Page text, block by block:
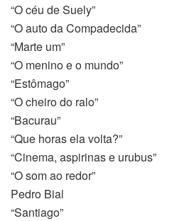
“O céu de Suely”
“O auto da Compadecida”
“Marte um”
“O menino e o mundo”
“Estômago”
“O cheiro do ralo”
“Bacurau”
“Que horas ela volta?”
“Cinema, aspirinas e urubus”
“O som ao redor”
Pedro Bial
“Santiago”